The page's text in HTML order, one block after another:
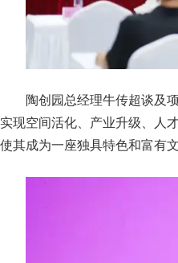
陶创园总经理牛传超谈及
实现空间活化、产业升级、人
使其成为一座独具特色和富有